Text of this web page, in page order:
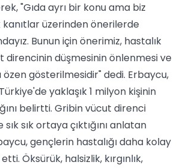
"Gıda ayrı bir konu ama biz
üzerinden önerilerde
Bunun için önerimiz, hastalık
direncinin düşmesinin önlenmesi ve
özen gösterilmesidir" dedi. Erbaycu,
yaklaşık 1 milyon kişinin
belirtti. Gribin vücut direnci
sık ortaya çıktığını anlatan
gençlerin hastalığı daha kolay
Öksürük, halsizlik, kırgınlık,